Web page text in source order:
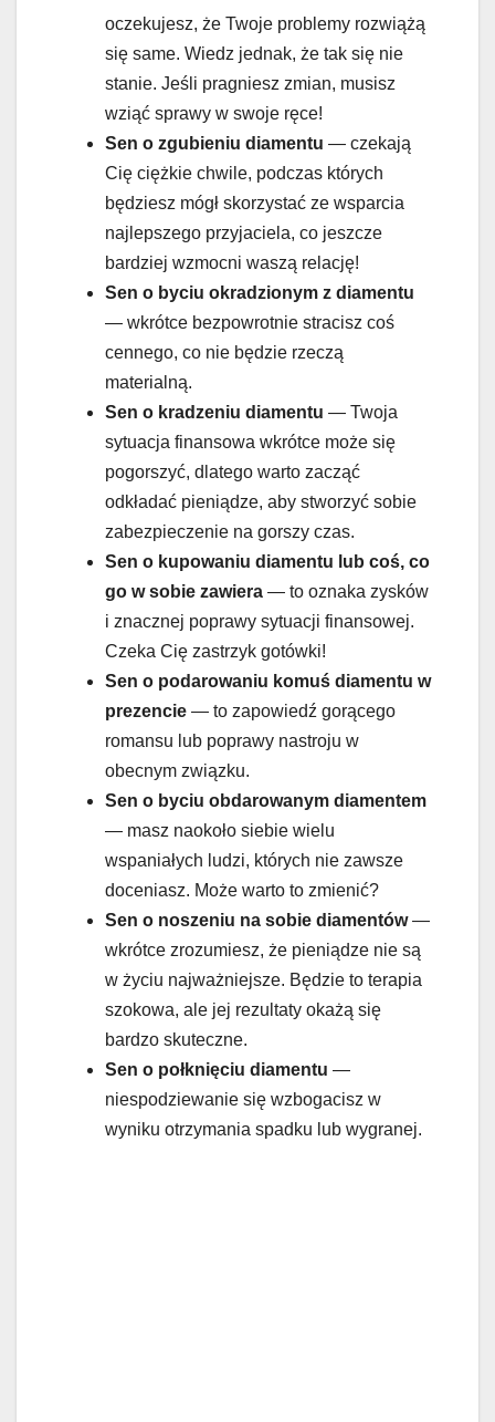
oczekujesz, że Twoje problemy rozwiążą
się same. Wiedz jednak, że tak się nie
stanie. Jeśli pragniesz zmian, musisz
wziąć sprawy w swoje ręce!
Sen o zgubieniu diamentu — czekają
Cię ciężkie chwile, podczas których
będziesz mógł skorzystać ze wsparcia
najlepszego przyjaciela, co jeszcze
bardziej wzmocni waszą relację!
Sen o byciu okradzionym z diamentu
— wkrótce bezpowrotnie stracisz coś
cennego, co nie będzie rzeczą
materialną.
Sen o kradzeniu diamentu — Twoja
sytuacja finansowa wkrótce może się
pogorszyć, dlatego warto zacząć
odkładać pieniądze, aby stworzyć sobie
zabezpieczenie na gorszy czas.
Sen o kupowaniu diamentu lub coś, co
go w sobie zawiera — to oznaka zysków
i znacznej poprawy sytuacji finansowej.
Czeka Cię zastrzyk gotówki!
Sen o podarowaniu komuś diamentu w
prezencie — to zapowiedź gorącego
romansu lub poprawy nastroju w
obecnym związku.
Sen o byciu obdarowanym diamentem
— masz naokoło siebie wielu
wspaniałych ludzi, których nie zawsze
doceniasz. Może warto to zmienić?
Sen o noszeniu na sobie diamentów—
wkrótce zrozumiesz, że pieniądze nie są
w życiu najważniejsze. Będzie to terapia
szokowa, ale jej rezultaty okażą się
bardzo skuteczne.
Sen o połknięciu diamentu —
niespodziewanie się wzbogacisz w
wyniku otrzymania spadku lub wygranej.